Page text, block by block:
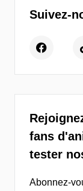
Suivez-
fans
tester
Abonnez-